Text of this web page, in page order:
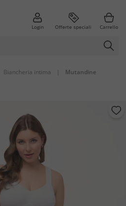
Login Offerte speciali Carrello
Biancheria intima | Mutandine